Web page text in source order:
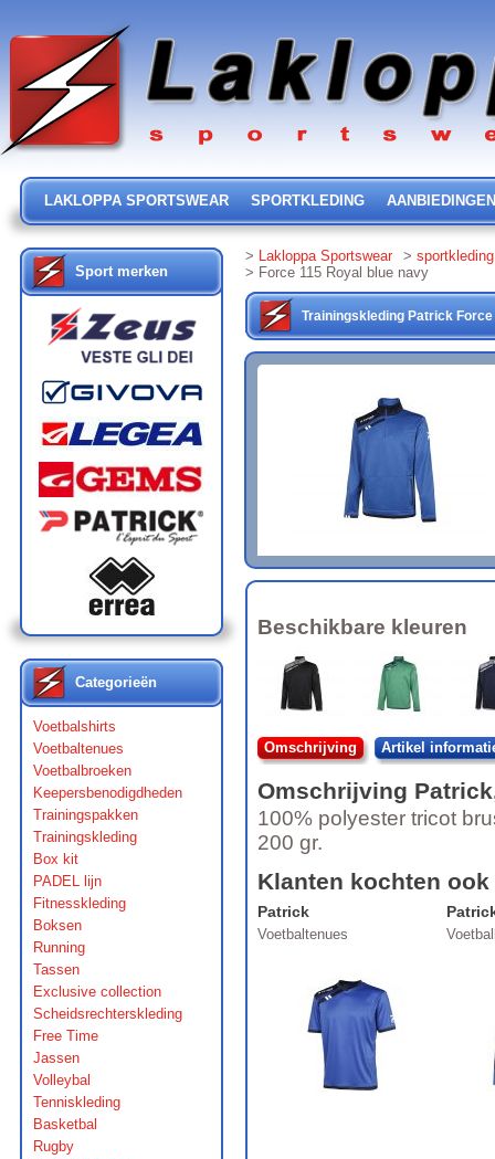
LAKLOPPA SPORTSWEAR SPORTKLEDING AANBIEDINGEN
Sport merken
Categorieën
Voetbalshirts
Voetbaltenues
Voetbalbroeken
Keepersbenodigdheden
Trainingspakken
Trainingskleding
Box kit
PADEL lijn
Fitnesskleding
Boksen
Running
Tassen
Exclusive collection
Scheidsrechterskleding
Free Time
Jassen
Volleybal
Tenniskleding
Basketbal
Rugby
> Lakloppa Sportswear > sportkleding
> Force 115 Royal blue navy
Trainingskleding Patrick Force
Beschikbare kleuren
Omschrijving Artikel
Omschrijving Patrick
100% polyester tricot
200 gr.
Klanten kochten ook
Patrick
Voetbaltenues